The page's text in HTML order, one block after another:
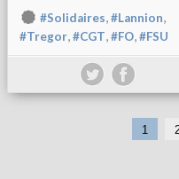
#Solidaires,#Lannion,
#Tregor,#CGT,#FO,#FSU
1